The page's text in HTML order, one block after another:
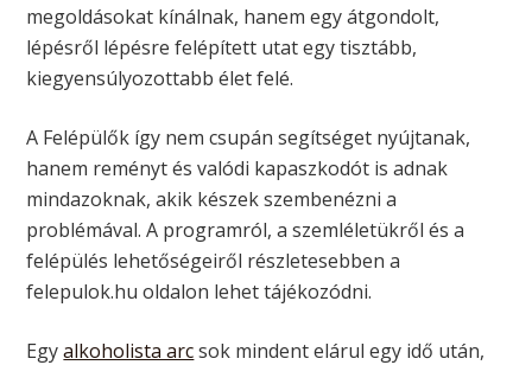
megoldásokat kínálnak, hanem egy átgondolt,
lépésről lépésre felépített utat egy tisztább,
kiegyensúlyozottabb élet felé.
A Felépülők így nem csupán segítséget nyújtanak,
hanem reményt és valódi kapaszkodót is adnak
mindazoknak, akik készek szembenézni a
problémával. A programról, a szemléletükről és a
felépülés lehetőségeiről részletesebben a
felepulok.hu oldalon lehet tájékozódni.
Egyalkoholista arcsok mindent elárul egy idő után,